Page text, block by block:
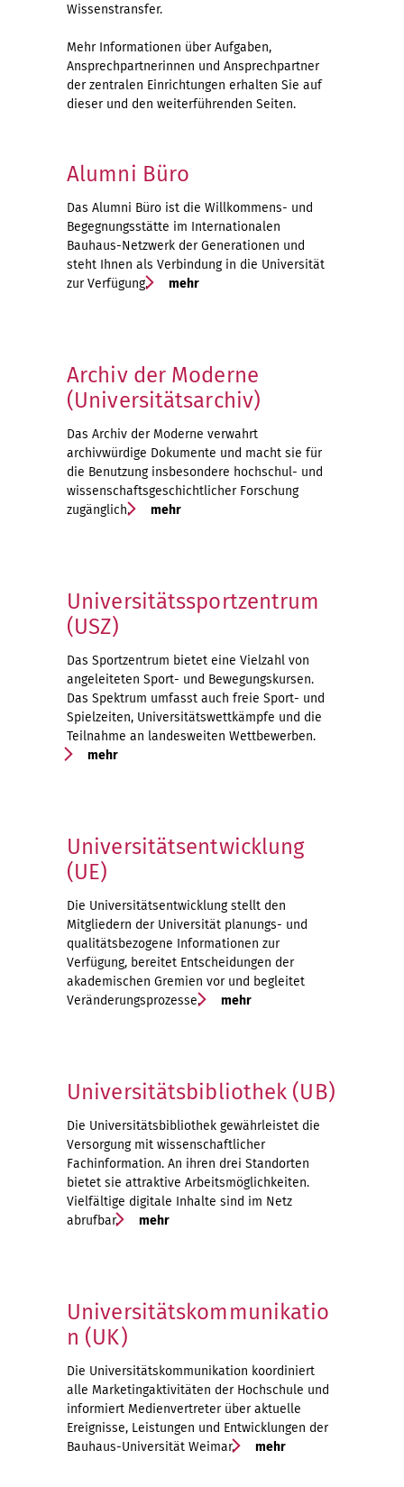
Wissenstransfer.
Mehr Informationen über Aufgaben,
Ansprechpartnerinnen und Ansprechpartner
der zentralen Einrichtungen erhalten Sie auf
dieser und den weiterführenden Seiten.
Alumni Büro
Das Alumni Büro ist die Willkommens- und
Begegnungsstätte im Internationalen
Bauhaus-Netzwerk der Generationen und
steht Ihnen als Verbindung in die Universität
zur Verfügung.
mehr
Archiv der Moderne
(Universitätsarchiv)
Das Archiv der Moderne verwahrt
archivwürdige Dokumente und macht sie für
die Benutzung insbesondere hochschul- und
wissenschaftsgeschichtlicher Forschung
zugänglich.
mehr
Universitätssportzentrum
(USZ)
Das Sportzentrum bietet eine Vielzahl von
angeleiteten Sport- und Bewegungskursen.
Das Spektrum umfasst auch freie Sport- und
Spielzeiten, Universitätswettkämpfe und die
Teilnahme an landesweiten Wettbewerben.
mehr
Universitätsentwicklung
(UE)
Die Universitätsentwicklung stellt den
Mitgliedern der Universität planungs- und
qualitätsbezogene Informationen zur
Verfügung, bereitet Entscheidungen der
akademischen Gremien vor und begleitet
Veränderungsprozesse.
mehr
Universitätsbibliothek (UB)
Die Universitätsbibliothek gewährleistet die
Versorgung mit wissenschaftlicher
Fachinformation. An ihren drei Standorten
bietet sie attraktive Arbeitsmöglichkeiten.
Vielfältige digitale Inhalte sind im Netz
abrufbar.
mehr
Universitätskommunikatio
n (UK)
Die Universitätskommunikation koordiniert
alle Marketingaktivitäten der Hochschule und
informiert Medienvertreter über aktuelle
Ereignisse, Leistungen und Entwicklungen der
Bauhaus-Universität Weimar.
mehr